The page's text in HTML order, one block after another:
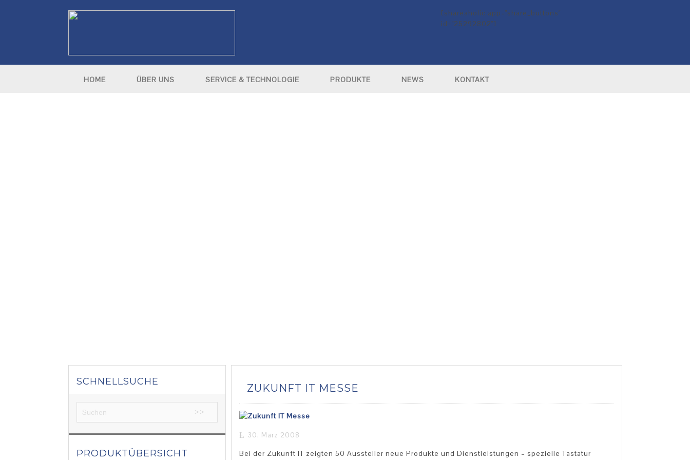
[shareaholic app="share_buttons"
id="25292802"]
HOME ÜBER UNS SERVICE & TECHNOLOGIE PRODUKTE NEWS KONTAKT
SCHNELLSUCHE
PRODUKTÜBERSICHT
ZUKUNFT IT MESSE
30. März 2008
Bei der Zukunft IT zeigten 50 Aussteller neue Produkte und Dienstleistungen – spezielle Tastatur